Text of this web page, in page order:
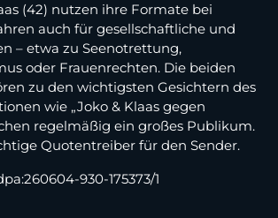
(42) nutzen ihre Formate bei
auch für gesellschaftliche und
– etwa zu Seenotrettung,
oder Frauenrechten. Die beiden
zu den wichtigsten Gesichtern des
wie „Joko & Klaas gegen
regelmäßig ein großes Publikum.
Quotentreiber für den Sender.
930-175373/1